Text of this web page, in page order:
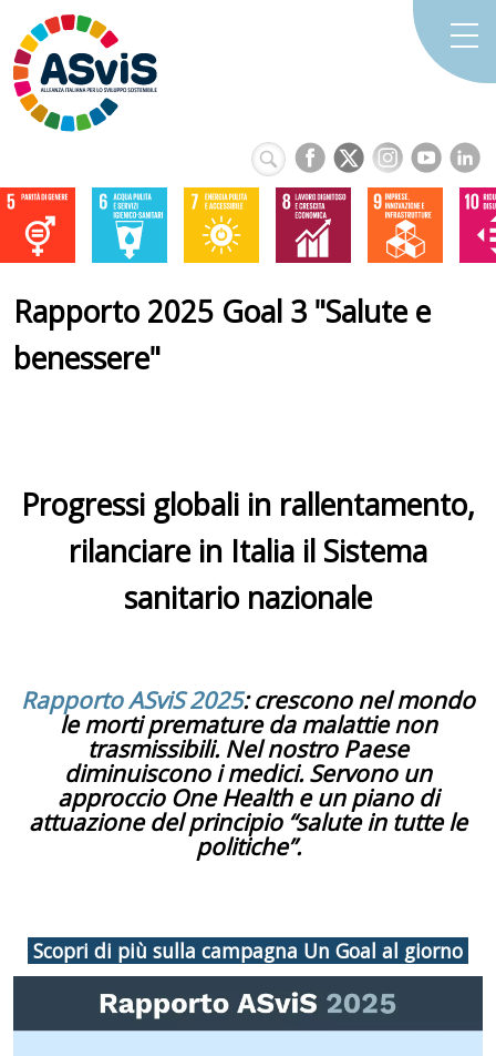
Rapporto 2025 Goal 3 "Salute e
benessere"
Progressi globali in rallentamento,
rilanciare in Italia il Sistema
sanitario nazionale
Rapporto ASviS 2025: crescono nel mondo
le morti premature da malattie non
trasmissibili. Nel nostro Paese
diminuiscono i medici. Servono un
approccio One Health e un piano di
attuazione del principio “salute in tutte le
politiche”.
Scopri di più sulla campagna Un Goal al giorno